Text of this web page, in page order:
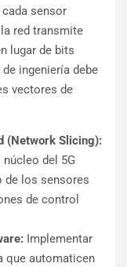
sensor
red transmite
lugar de bits
ingeniería debe
vectores de
(Network Slicing):
del 5G
de los sensores
de control
Implementar
que automaticen